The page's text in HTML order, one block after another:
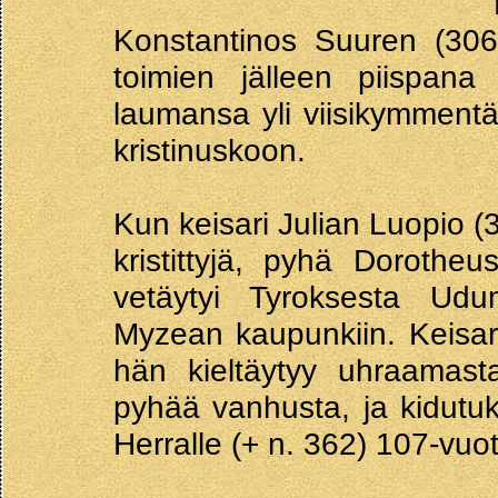
Konstantinos Suuren
toimien jälleen
laumansa yli
kristinuskoon.
Kun keisari Julian Luopio
kristittyjä, pyhä
vetäytyi Tyroksesta
Myzean kaupunkiin.
hän kieltäytyy
pyhää vanhusta, ja
Herralle (+ n. 362) 107-